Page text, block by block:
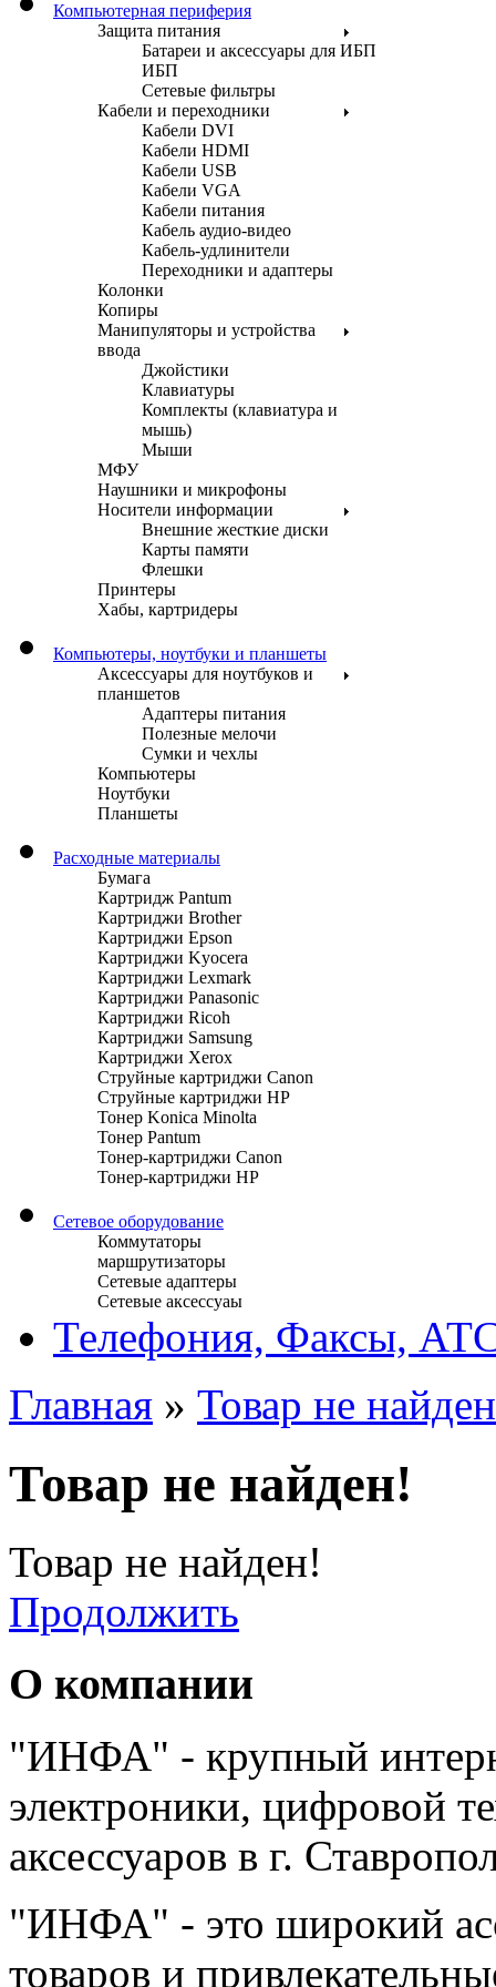
Компьютерная периферия
Защита питания
Батареи и аксессуары для ИБП
ИБП
Сетевые фильтры
Кабели и переходники
Кабели DVI
Кабели HDMI
Кабели USB
Кабели VGA
Кабели питания
Кабель аудио-видео
Кабель-удлинители
Переходники и адаптеры
Колонки
Копиры
Манипуляторы и устройства
ввода
Джойстики
Клавиатуры
Комплекты (клавиатура и
мышь)
Мыши
МФУ
Наушники и микрофоны
Носители информации
Внешние жесткие диски
Карты памяти
Флешки
Принтеры
Хабы, картридеры
Компьютеры, ноутбуки и планшеты
Аксессуары для ноутбуков и
планшетов
Адаптеры питания
Полезные мелочи
Сумки и чехлы
Компьютеры
Ноутбуки
Планшеты
Расходные материалы
Бумага
Картридж Pantum
Картриджи Brother
Картриджи Epson
Картриджи Kyocera
Картриджи Lexmark
Картриджи Panasonic
Картриджи Ricoh
Картриджи Samsung
Картриджи Xerox
Струйные картриджи Canon
Струйные картриджи HP
Тонер Konica Minolta
Тонер Pantum
Тонер-картриджи Canon
Тонер-картриджи HP
Сетевое оборудование
Коммутаторы
маршрутизаторы
Сетевые адаптеры
Сетевые аксессуаы
Телефония, Факсы,
Главная » Товар не
Товар не найден!
Товар не найден!
Продолжить
О компании
"ИНФА" - крупный
электроники, цифровой
аксессуаров в г.
"ИНФА" - это широкий
товаров и